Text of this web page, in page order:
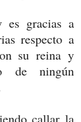
es gracias a
respecto a
su reina y
de ningún
callar la